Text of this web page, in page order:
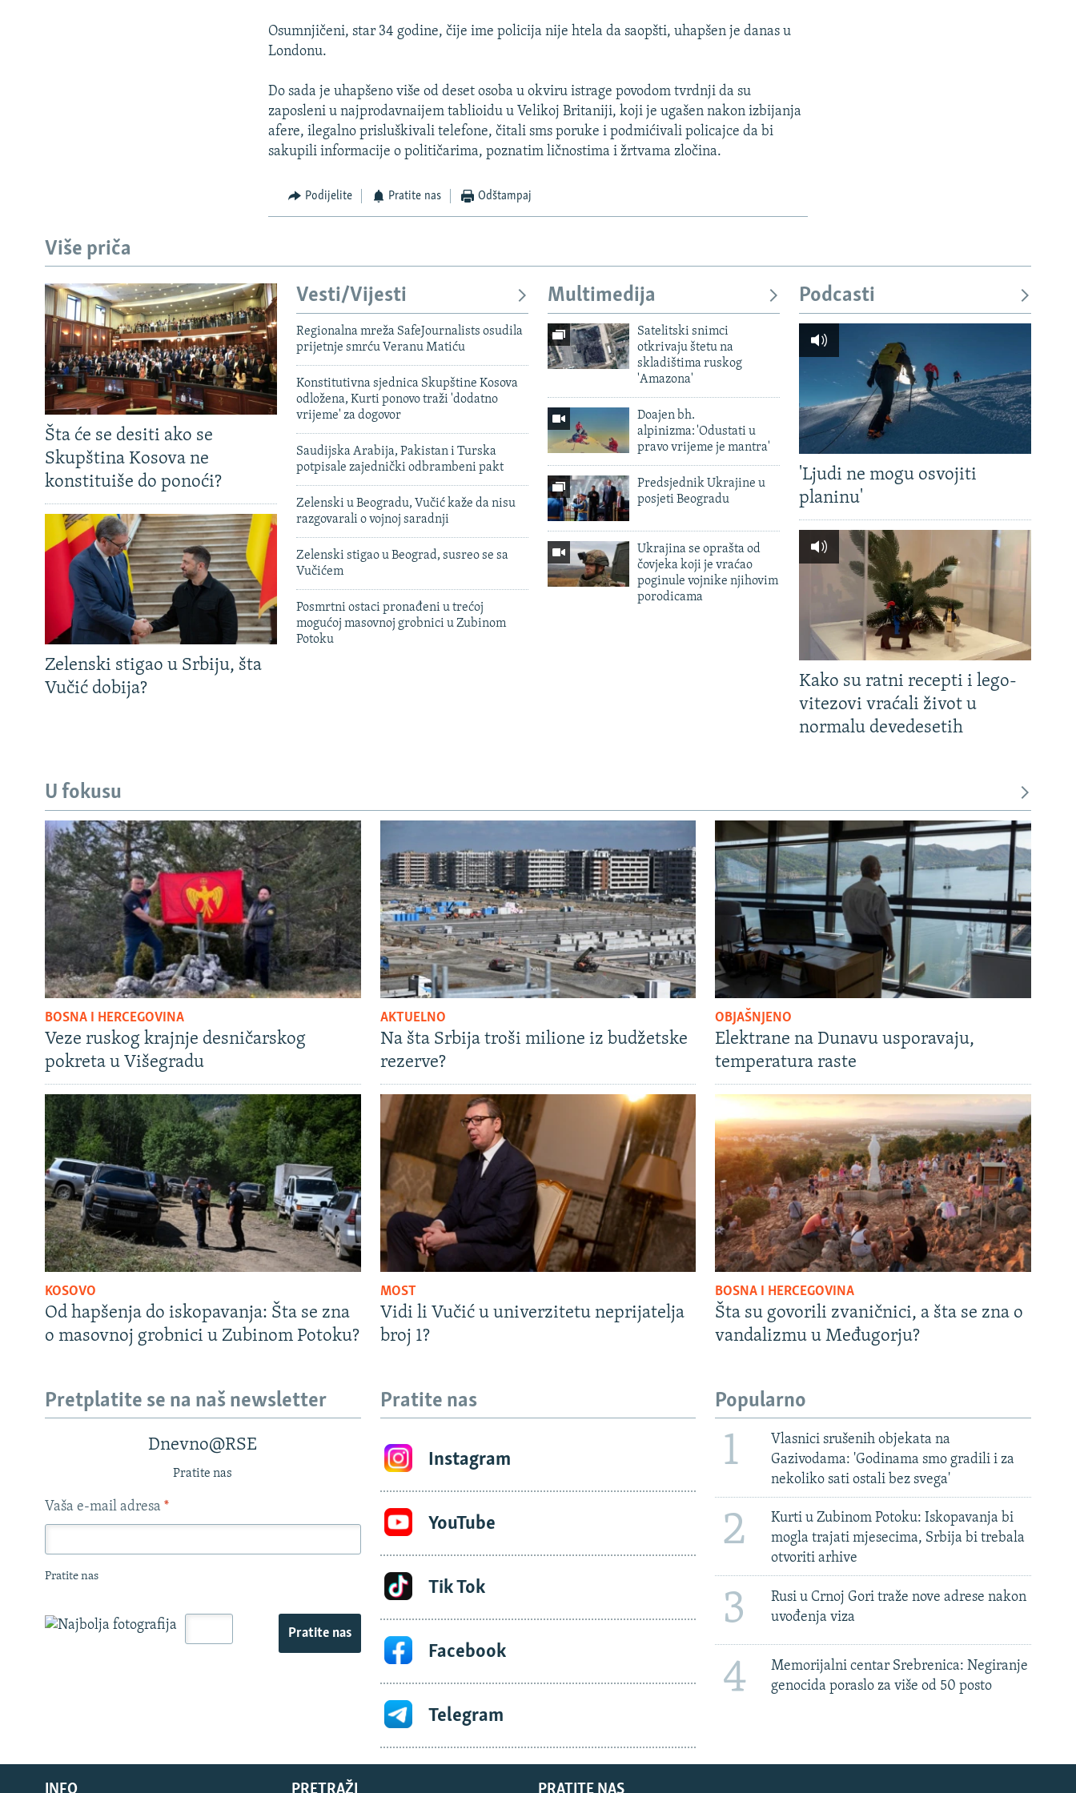
TRI DECENIJE OD RATA U BIH
SVE KARTE DEJTONA
NASTANAK I RASPAD JUGOSLAVIJE
Osumnjičeni, star 34 godine, čije ime policija nije htela da saopšti, uhapšen je danas u
Londonu.
Do sada je uhapšeno više od deset osoba u okviru istrage povodom tvrdnji da su
zaposleni u najprodavnaijem tablioidu u Velikoj Britaniji, koji je ugašen nakon izbijanja
afere, ilegalno prisluškivali telefone, čitali sms poruke i podmićivali policajce da bi
sakupili informacije o političarima, poznatim ličnostima i žrtvama zločina.
Podijelite Pratite nas Odštampaj
Više priča
Šta će se desiti ako se
Skupština Kosova ne
konstituiše do ponoći?
Zelenski stigao u Srbiju, šta
Vučić dobija?
Vesti/Vijesti
Regionalna mreža SafeJournalists osudila
prijetnje smrću Veranu Matiću
Konstitutivna sjednica Skupštine Kosova
odložena, Kurti ponovo traži 'dodatno
vrijeme' za dogovor
Saudijska Arabija, Pakistan i Turska
potpisale zajednički odbrambeni pakt
Zelenski u Beogradu, Vučić kaže da nisu
razgovarali o vojnoj saradnji
Zelenski stigao u Beograd, susreo se sa
Vučićem
Posmrtni ostaci pronađeni u trećoj
mogućoj masovnoj grobnici u Zubinom
Potoku
Multimedija
Satelitski snimci
otkrivaju štetu na
skladištima ruskog
'Amazona'
Doajen bh.
alpinizma: 'Odustati u
pravo vrijeme je mantra'
Predsjednik Ukrajine u
posjeti Beogradu
Ukrajina se oprašta od
čovjeka koji je vraćao
poginule vojnike njihovim
porodicama
Podcasti
'Ljudi ne mogu osvojiti
planinu'
Kako su ratni recepti i lego-
vitezovi vraćali život u
normalu devedesetih
U fokusu
BOSNA I HERCEGOVINA
Veze ruskog krajnje desničarskog
pokreta u Višegradu
AKTUELNO
Na šta Srbija troši milione iz budžetske
rezerve?
OBJAŠNJENO
Elektrane na Dunavu usporavaju,
temperatura raste
KOSOVO
Od hapšenja do iskopavanja: Šta se zna
o masovnoj grobnici u Zubinom Potoku?
MOST
Vidi li Vučić u univerzitetu neprijatelja
broj 1?
BOSNA I HERCEGOVINA
Šta su govorili zvaničnici, a šta se zna o
vandalizmu u Međugorju?
Pretplatite se na naš newsletter
Dnevno@RSE
Pratite nas
Vaša e-mail adresa *
Pratite nas
Pratite nas
Pratite nas
Instagram
YouTube
Tik Tok
Facebook
Telegram
Popularno
1
Vlasnici srušenih objekata na
Gazivodama: 'Godinama smo gradili i za
nekoliko sati ostali bez svega'
2
Kurti u Zubinom Potoku: Iskopavanja bi
mogla trajati mjesecima, Srbija bi trebala
otvoriti arhive
3
Rusi u Crnoj Gori traže nove adrese nakon
uvođenja viza
4
Memorijalni centar Srebrenica: Negiranje
genocida poraslo za više od 50 posto